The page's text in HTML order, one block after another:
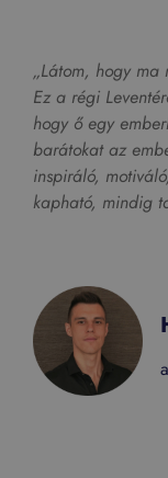
„Látom, hogy ma
Ez a régi
hogy ő egy
barátokat az
inspiráló,
kapható, mindig